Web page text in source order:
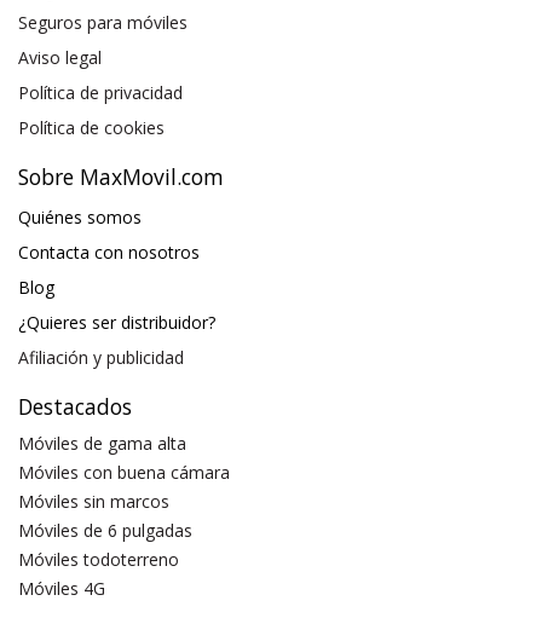
Seguros para móviles
Aviso legal
Política de privacidad
Política de cookies
Sobre MaxMovil.com
Quiénes somos
Contacta con nosotros
Blog
¿Quieres ser distribuidor?
Afiliación y publicidad
Destacados
Móviles de gama alta
Móviles con buena cámara
Móviles sin marcos
Móviles de 6 pulgadas
Móviles todoterreno
Móviles 4G